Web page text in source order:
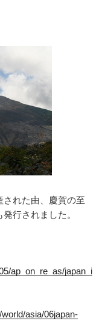
れた由、慶賀の至
行されました。
ap_on_re_as/japan_i
asia/06japan-